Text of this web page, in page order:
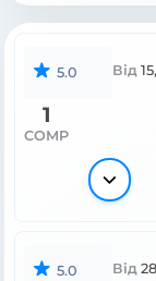
5.0 Від
1
COMP
5.0 Від